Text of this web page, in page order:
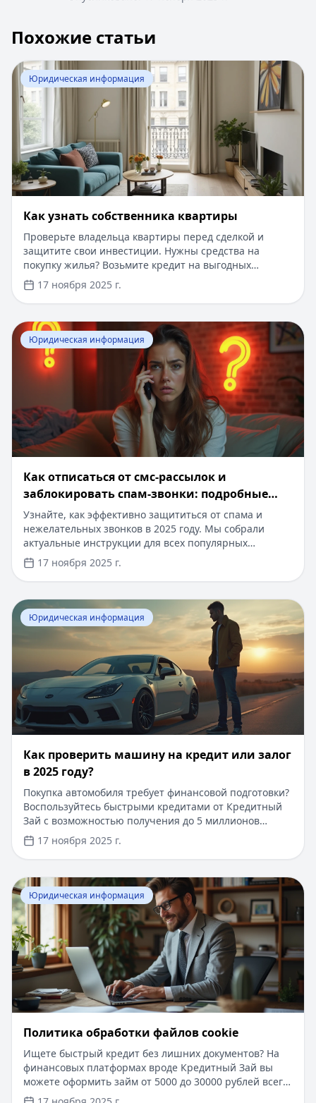
Похожие статьи
Перейти к статье:Как узнать собственника квартиры
Юридическая информация
Как узнать собственника квартиры
Проверьте владельца квартиры перед сделкой и
защитите свои инвестиции. Нужны средства на
покупку жилья? Возьмите кредит на выгодных
условиях: суммы до 5 млн рублей, быстрое одобрение
за 10 минут, минимум документов и доступные
процентные ставки. Оформите заявку онлайн без
посещения офиса.
17 ноября 2025 г.
Перейти к статье:Как отписаться от смс-рассылок и
Юридическая информация
Как отписаться от смс-рассылок и
заблокировать спам-звонки: подробные
инструкции
Узнайте, как эффективно защититься от спама и
нежелательных звонков в 2025 году. Мы собрали
актуальные инструкции для всех популярных
операторов связи и типов устройств. В статье вы
найдете пошаговые руководства, советы экспертов и
полезные рекомендации по безопасности. А если вам
нужны деньги прямо сейчас, вы можете оформить
кредит онлайн до 100 000 рублей всего за 15 минут,
без справок и поручителей, с моментальным
одобрением даже для новых клиентов.
17 ноября 2025 г.
Перейти к статье:Как проверить машину на кредит
Юридическая информация
Как проверить машину на кредит или залог
в 2025 году?
Покупка автомобиля требует финансовой подготовки?
Воспользуйтесь быстрыми кредитами от Кредитный
Зай с возможностью получения до 5 миллионов
рублей на срок до 7 лет. Минимум документов,
решение за 15 минут, без справки о доходах, низкие
ставки от 5.9% годовых. Защитите свою покупку с
нашими рекомендациями по проверке автомобиля.
17 ноября 2025 г.
Перейти к статье:Политика обработки файлов cookie
Юридическая информация
Политика обработки файлов cookie
Ищете быстрый кредит без лишних документов? На
финансовых платформах вроде Кредитный Зай вы
можете оформить займ от 5000 до 30000 рублей всего
за 15 минут, без справок о доходах и поручителей.